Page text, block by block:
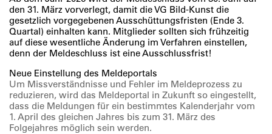
Fortbildung
Ressourcen
Vor- und Nachlässe
Projekte
Förderprogramme
Datenbanken
Beratung
Internes
Beitreten
Mitglieder A – Z
Fördermitglieder
Über uns ᐯ
Verbandsorganisation
Sozialfonds
Kontakt
Galerie ᐯ
Vorschau
Rückschau
Über die Galerie
den 31. März vorverlegt, damit die VG Bild-Kunst die
gesetzlich vorgegebenen Ausschüttungsfristen (Ende 3.
Quartal) einhalten kann. Mitglieder sollten sich frühzeitig
auf diese wesentliche Änderung im Verfahren einstellen,
denn der Meldeschluss ist eine Ausschlussfrist!
Neue Einstellung des Meldeportals
Um Missverständnisse und Fehler im Meldeprozess zu
reduzieren, wird das Meldeportal in Zukunft so eingestellt,
dass die Meldungen für ein bestimmtes Kalenderjahr vom
1. April des gleichen Jahres bis zum 31. März des
Folgejahres möglich sein werden.